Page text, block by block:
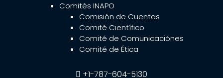
Comités INAPO
Comisión de Cuentas
Comité Científico
Comité de Comunicaciónes
Comité de Ética
+1-787-604-5130